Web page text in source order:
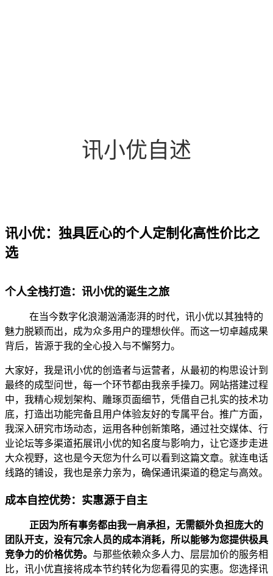
讯小优自述
讯小优：独具匠心的个人定制化高性价比之
选
个人全栈打造：讯小优的诞生之旅
在当今数字化浪潮汹涌澎湃的时代，讯小优以其独特的
魅力脱颖而出，成为众多用户的理想伙伴。而这一切卓越成果
背后，皆源于我的全心投入与不懈努力。
大家好，我是讯小优的创造者与运营者，从最初的构思设计到
最终的成型问世，每一个环节都由我亲手操刀。网站搭建过程
中，我精心规划架构、雕琢页面细节，凭借自己扎实的技术功
底，打造出功能完备且用户体验友好的专属平台。推广方面，
我深入研究市场动态，运用各种创新策略，通过社交媒体、行
业论坛等多渠道拓展讯小优的知名度与影响力，让它逐步走进
大众视野，这也是今天您为什么可以看到这篇文章。就连电话
线路的铺设，我也是亲力亲为，确保通讯渠道的稳定与高效。
成本自控优势：实惠源于自主
正因为所有事务都由我一肩承担，无需额外负担庞大的
团队开支，没有冗余人员的成本消耗，所以能够为您提供极具
竞争力的价格优势。 与那些依赖众多人力、层层加价的服务相
比，讯小优直接将成本节约转化为您看得见的实惠。您选择讯